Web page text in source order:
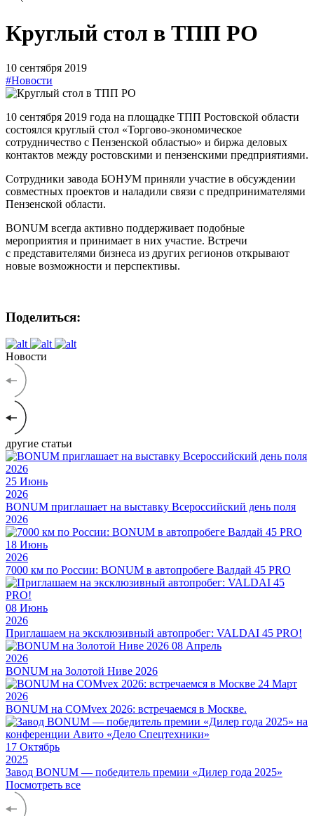
Круглый стол в ТПП РО
10 сентября 2019
#Новости
10 сентября 2019 года на площадке ТПП Ростовской области
состоялся круглый стол «Торгово-экономическое
сотрудничество с Пензенской областью» и биржа деловых
контактов между ростовскими и пензенскими предприятиями.
Сотрудники завода БОНУМ приняли участие в обсуждении
совместных проектов и наладили связи с предпринимателями
Пензенской области.
BONUM всегда активно поддерживает подобные
мероприятия и принимает в них участие. Встречи
с представителями бизнеса из других регионов открывают
новые возможности и перспективы.
Поделиться:
Новости
другие статьи
25 Июнь
2026
BONUM приглашает на выставку Всероссийский день поля
2026
18 Июнь
2026
7000 км по России: BONUM в автопробеге Валдай 45 PRO
08 Июнь
2026
Приглашаем на эксклюзивный автопробег: VALDAI 45 PRO!
08 Апрель
2026
BONUM на Золотой Ниве 2026
24 Март
2026
BONUM на COMvex 2026: встречаемся в Москве.
17 Октябрь
2025
Завод BONUM — победитель премии «Дилер года 2025»
Посмотреть все